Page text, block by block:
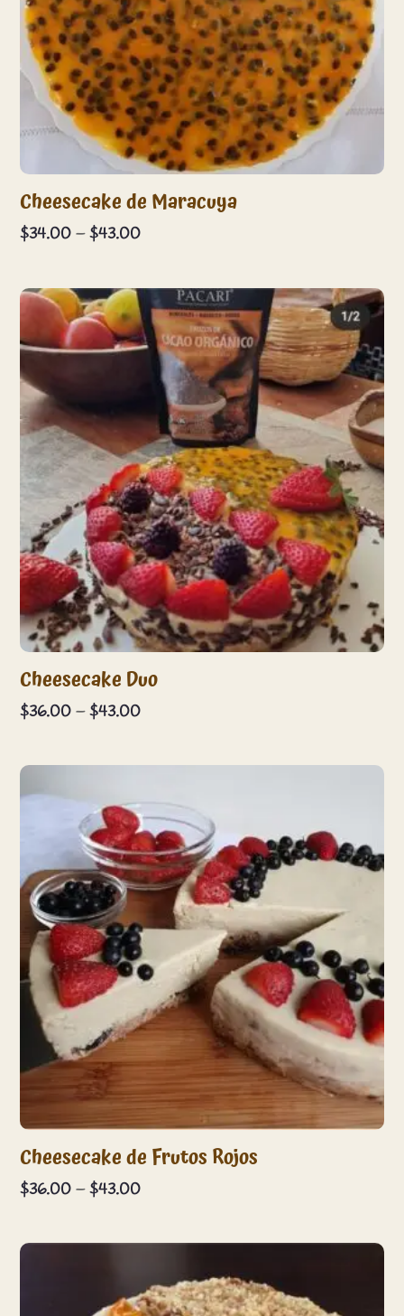
Cheesecake de Maracuya
$34.00 –$43.00Price
through
$43.00
Cheesecake Duo
$36.00 –$43.00Price
$43.00
Cheesecake de Frutos Rojos
$36.00 –$43.00Price
$43.00